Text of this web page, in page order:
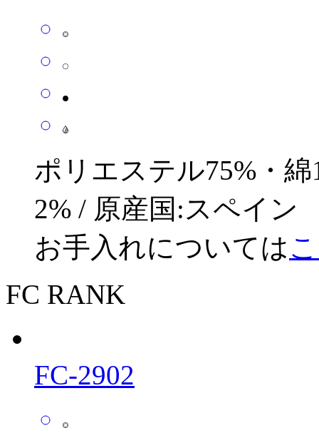
ポリエステル75%・
2% / 原産国:スペイン
お手入れについては
FC RANK
FC-2902